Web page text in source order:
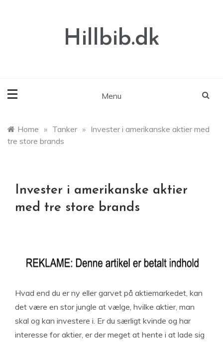
Hillbib.dk
Menu
Home » Tanker » Invester i amerikanske aktier med
tre store brands
Invester i amerikanske aktier
med tre store brands
Hvad end du er ny eller garvet på aktiemarkedet, kan
det være en stor jungle at vælge, hvilke aktier, man
skal og kan investere i. Er du særligt kvinde og har
interesse for aktier, er der meget at hente i at lade sig